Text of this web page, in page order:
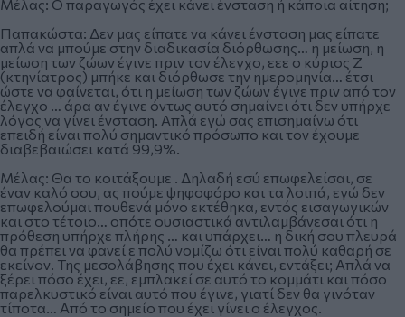
Μέλας: Ο παραγωγός έχει κάνει ένσταση ή κάποια αίτηση;
Παπακώστα: Δεν μας είπατε να κάνει ένσταση μας είπατε
απλά να μπούμε στην διαδικασία διόρθωσης… η μείωση, η
μείωση των ζώων έγινε πριν τον έλεγχο, εεε ο κύριος Ζ
(κτηνίατρος) μπήκε και διόρθωσε την ημερομηνία… έτσι
ώστε να φαίνεται, ότι η μείωση των ζώων έγινε πριν από τον
έλεγχο … άρα αν έγινε όντως αυτό σημαίνει ότι δεν υπήρχε
λόγος να γίνει ένσταση. Απλά εγώ σας επισημαίνω ότι
επειδή είναι πολύ σημαντικό πρόσωπο και τον έχουμε
διαβεβαιώσει κατά 99,9%.
Μέλας: Θα το κοιτάξουμε . Δηλαδή εσύ επωφελείσαι, σε
έναν καλό σου, ας πούμε ψηφοφόρο και τα λοιπά, εγώ δεν
επωφελούμαι πουθενά μόνο εκτέθηκα, εντός εισαγωγικών
και στο τέτοιο… οπότε ουσιαστικά αντιλαμβάνεσαι ότι η
πρόθεση υπήρχε πλήρης … και υπάρχει… η δική σου πλευρά
θα πρέπει να φανεί ε πολύ νομίζω ότι είναι πολύ καθαρή σε
εκείνον. Της μεσολάβησης που έχει κάνει, εντάξει; Απλά να
ξέρει πόσο έχει, εε, εμπλακεί σε αυτό το κομμάτι και πόσο
παρελκυστικό είναι αυτό που έγινε, γιατί δεν θα γινόταν
τίποτα… Από το σημείο που έχει γίνει ο έλεγχος.